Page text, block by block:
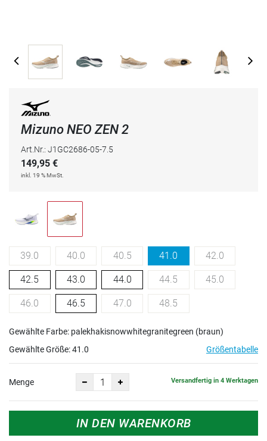
Mizuno NEO ZEN 2
Art.Nr.: J1GC2686-05-7.5
149,95 €
inkl. 19 % MwSt.
39.0 40.0 40.5 41.0 42.0
42.5 43.0 44.0 44.5 45.0
46.0 46.5 47.0 48.5
Gewählte Farbe: palekhakisnowwhitegranitegreen (braun)
Gewählte Größe:41.0 Größentabelle
Menge Versandfertig in 4 Werktagen
IN DEN WARENKORB